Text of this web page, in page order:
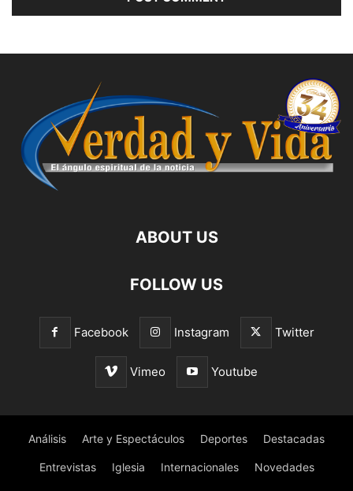
ABOUT US
FOLLOW US
Facebook Instagram Twitter
Vimeo Youtube
Análisis Arte y Espectáculos Deportes Destacadas
Entrevistas Iglesia Internacionales Novedades